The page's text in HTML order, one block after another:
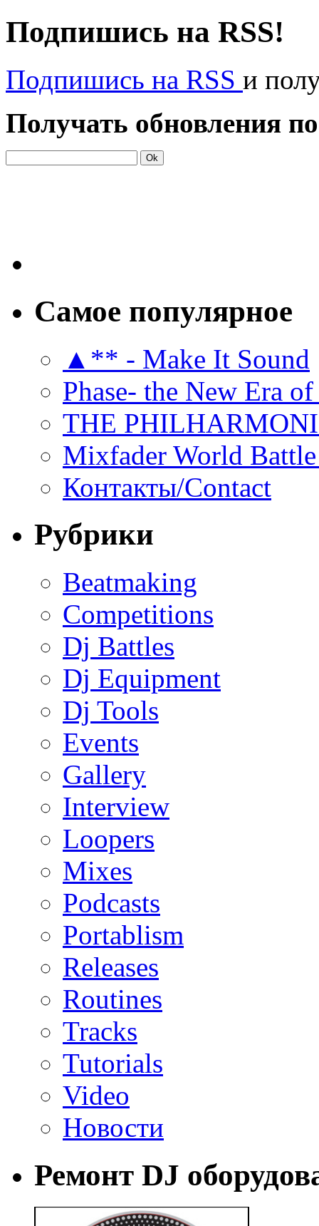
Подпишись на RSS!
Подпишись на RSS и
Получать обновления
Самое популярное
▲** - Make It Sound
Phase- the New Era
THE
Mixfader World
Контакты/Contact
Рубрики
Beatmaking
Competitions
Dj Battles
Dj Equipment
Dj Tools
Events
Gallery
Interview
Loopers
Mixes
Podcasts
Portablism
Releases
Routines
Tracks
Tutorials
Video
Новости
Ремонт DJ